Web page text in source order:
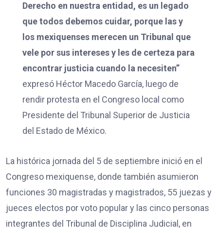
Derecho en nuestra entidad, es un legado
que todos debemos cuidar, porque las y
los mexiquenses merecen un Tribunal que
vele por sus intereses y les de certeza para
encontrar justicia cuando la necesiten”
expresó Héctor Macedo García, luego de
rendir protesta en el Congreso local como
Presidente del Tribunal Superior de Justicia
del Estado de México.
La histórica jornada del 5 de septiembre inició en el
Congreso mexiquense, donde también asumieron
funciones 30 magistradas y magistrados, 55 juezas y
jueces electos por voto popular y las cinco personas
integrantes del Tribunal de Disciplina Judicial, en